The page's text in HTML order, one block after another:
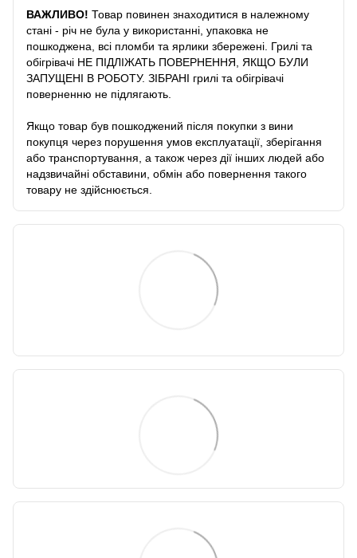
ВАЖЛИВО! Товар повинен знаходитися в належному
стані - річ не була у використанні, упаковка не
пошкоджена, всі пломби та ярлики збережені. Грилі та
обігрівачі НЕ ПІДЛІЖАТЬ ПОВЕРНЕННЯ, ЯКЩО БУЛИ
ЗАПУЩЕНІ В РОБОТУ. ЗІБРАНІ грилі та обігрівачі
поверненню не підлягають.
Якщо товар був пошкоджений після покупки з вини
покупця через порушення умов експлуатації, зберігання
або транспортування, а також через дії інших людей або
надзвичайні обставини, обмін або повернення такого
товару не здійснюється.